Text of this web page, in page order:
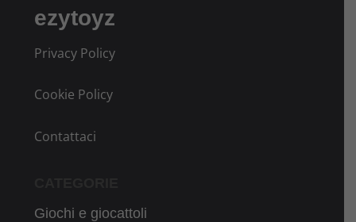
ezytoyz
Privacy Policy
Cookie Policy
Contattaci
Giochi e giocattoli